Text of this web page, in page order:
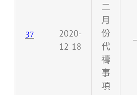
37
2020-
12-18
二
月
份
代
禱
事
項
–